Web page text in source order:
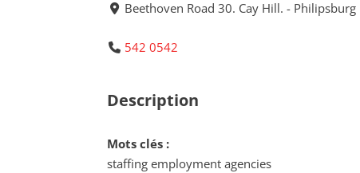
Beethoven Road 30. Cay Hill. - Philipsburg
542 0542
Description
Mots clés :
staffing employment agencies